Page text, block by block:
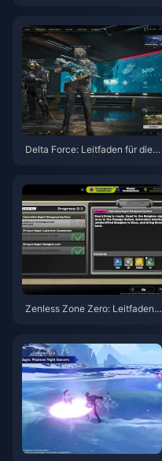
Delta Force: Leitfaden für die b
Zenless Zone Zero: Leitfaden z